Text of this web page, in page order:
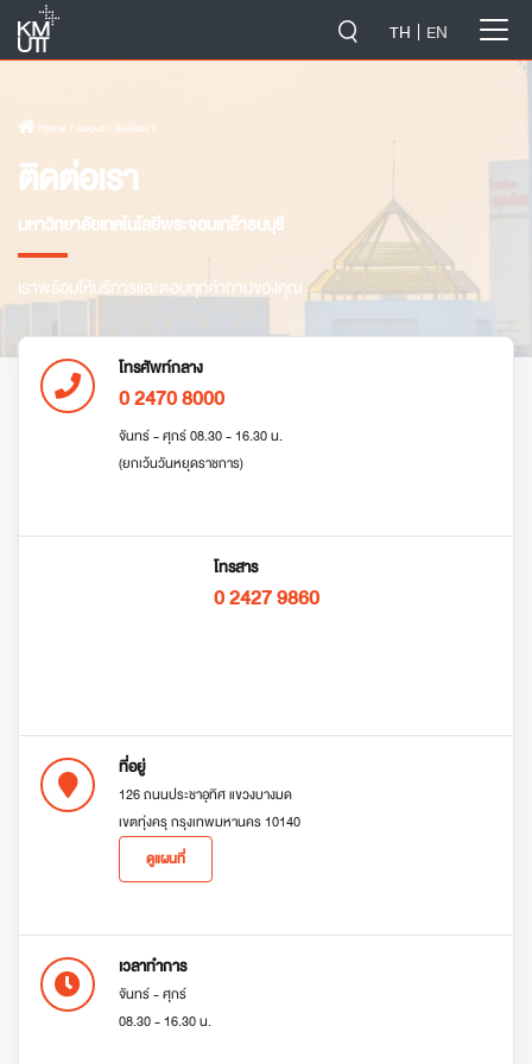
TH EN
Home › About › ติดต่อเรา
ติดต่อเรา
มหาวิทยาลัยเทคโนโลยีพระจอมเกล้าธนบุรี
เราพร้อมให้บริการและตอบทุกคำถามของคุณ
โทรศัพท์กลาง
0 2470 8000
จันทร์ - ศุกร์ 08.30 - 16.30 น.
(ยกเว้นวันหยุดราชการ)
โทรสาร
0 2427 9860
ที่อยู่
126 ถนนประชาอุทิศ แขวงบางมด
เขตทุ่งครุ กรุงเทพมหานคร 10140
ดูแผนที่
เวลาทำการ
จันทร์ - ศุกร์
08.30 - 16.30 น.